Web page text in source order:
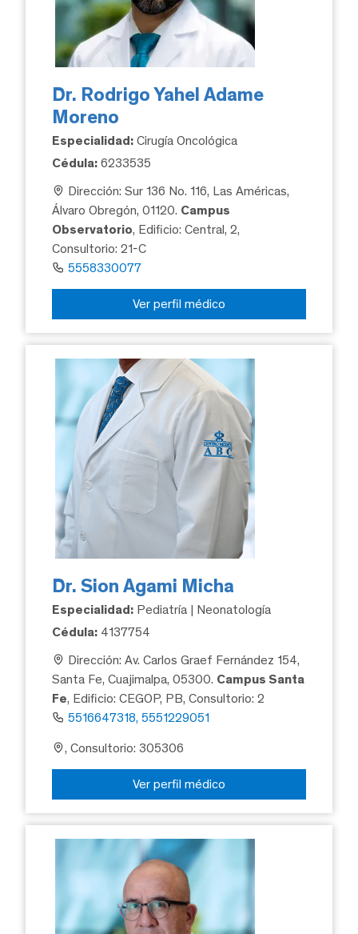
Dr. Rodrigo Yahel Adame
Moreno
Especialidad: Cirugía Oncológica
Cédula: 6233535
Dirección: Sur 136 No. 116, Las Américas,
Álvaro Obregón, 01120. Campus
Observatorio, Edificio: Central, 2,
Consultorio: 21-C
5558330077
Ver perfil médico
Dr. Sion Agami Micha
Especialidad: Pediatría | Neonatología
Cédula: 4137754
Dirección: Av. Carlos Graef Fernández 154,
Santa Fe, Cuajimalpa, 05300. Campus Santa
Fe, Edificio: CEGOP, PB, Consultorio: 2
5516647318, 5551229051
, Consultorio: 305306
Ver perfil médico